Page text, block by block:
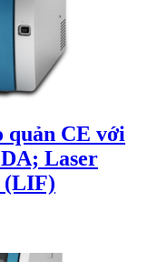
quản CE với
Laser
(LIF)